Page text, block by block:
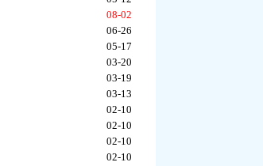
08-02
06-26
05-17
03-20
03-19
03-13
02-10
02-10
02-10
02-10